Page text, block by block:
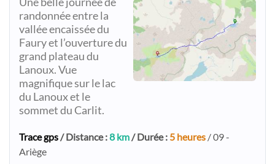
randonnée entre la
vallée encaissée du
Faury et l’ouverture du
grand plateau du
Lanoux. Vue
magnifique sur le lac
du Lanoux et le
sommet du Carlit.
Trace gps/ Distance :8 km/ Durée : 5 heures / 09 -
Ariège